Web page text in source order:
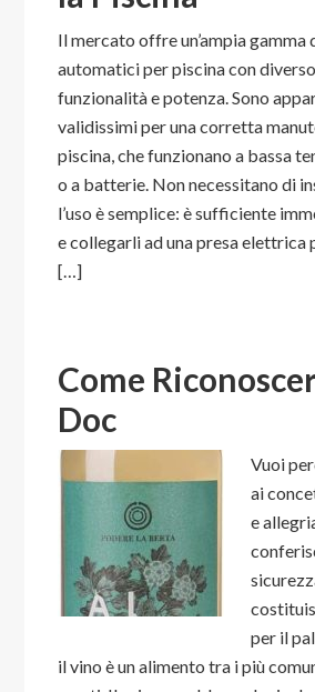
Il mercato offre un’ampia
automatici per piscina con
funzionalità e potenza. Sono
validissimi per una corretta
piscina, che funzionano a bassa
o a batterie. Non necessitano di
l’uso è semplice: è sufficiente
e collegarli ad una presa elettrica
[…]
Come
Doc
Vuoi
ai
e
per il
il vino è un alimento tra i più